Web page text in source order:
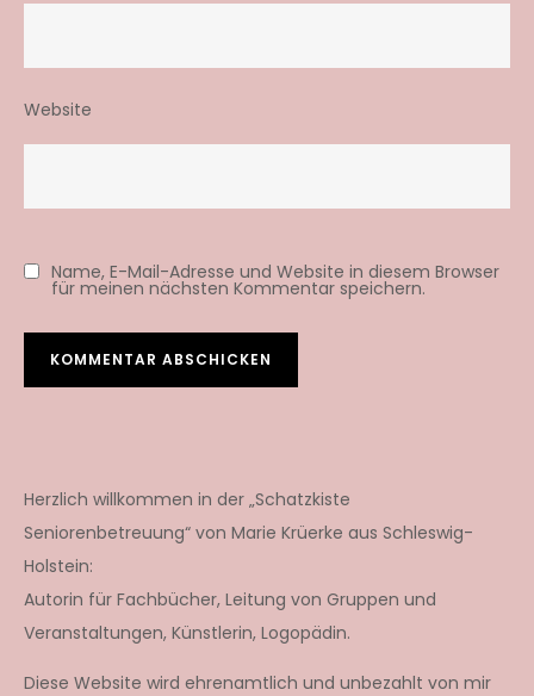
Website
Name, E-Mail-Adresse und Website in diesem Browser
für meinen nächsten Kommentar speichern.
Herzlich willkommen in der „Schatzkiste
Seniorenbetreuung“ von Marie Krüerke aus Schleswig-
Holstein:
Autorin für Fachbücher, Leitung von Gruppen und
Veranstaltungen, Künstlerin, Logopädin.
Diese Website wird ehrenamtlich und unbezahlt von mir